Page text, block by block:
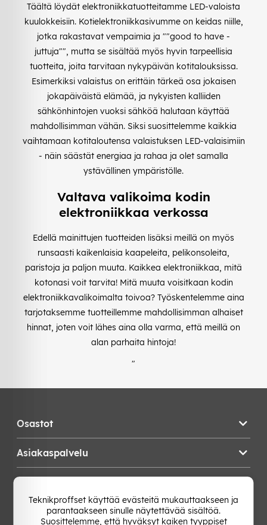
Täältä löydät elektroniikkatuotteitamme LED-valoista
kuulokkeisiin. Kotielektroniikkasivumme on keidas niille,
jotka rakastavat vempaimia ja ""good to have -
juttuja"", mutta se sisältää myös hyvin tarpeellisia
tuotteita, joita tarvitaan nykypäivän kotitalouksissa.
Esimerkiksi valaistus on erittäin tärkeä osa jokaisen
jokapäiväistä elämää, ja nykyisten kalliiden
sähkönhintojen vuoksi sähköä halutaan käyttää
mahdollisimman vähän. Siksi suosittelemme kaikkia
vaihtamaan kotitaloutensa valaistuksen LED-valaisimiin
- näin säästät energiaa ja rahaa ja olet samalla
ystävällinen ympäristölle.
Valtava valikoima kodin
elektroniikkaa verkossa
Edellä mainittujen tuotteiden lisäksi meillä on myös
runsaasti kaikenlaisia kaapeleita, pelikonsoleita,
paristoja ja paljon muuta. Kaikkea elektroniikkaa, mitä
kotonasi voit tarvita! Mitä muuta voisitkaan kodin
elektroniikkavalikoimalta toivoa? Työskentelemme aina
tarjotaksemme tuotteillemme mahdollisimman alhaiset
hinnat, joten voit lähes aina olla varma, että meillä on
alan parhaita hintoja!
"
Osastot
Asiakaspalvelu
Vaihda Maa
Teknikproffset käyttää evästeitä mukauttaakseen ja
parantaakseen sinulle näytettävää sisältöä.
Suosittelemme, että hyväksyt kaiken tyyppiset